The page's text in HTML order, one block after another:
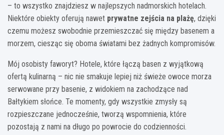
– to wszystko znajdziesz w najlepszych nadmorskich hotelach.
Niektóre obiekty oferują nawet prywatne zejścia na plażę, dzięki
czemu możesz swobodnie przemieszczać się między basenem a
morzem, ciesząc się oboma światami bez żadnych kompromisów.
Mój osobisty faworyt? Hotele, które łączą basen z wyjątkową
ofertą kulinarną – nic nie smakuje lepiej niż świeże owoce morza
serwowane przy basenie, z widokiem na zachodzące nad
Bałtykiem słońce. Te momenty, gdy wszystkie zmysły są
rozpieszczane jednocześnie, tworzą wspomnienia, które
pozostają z nami na długo po powrocie do codzienności.